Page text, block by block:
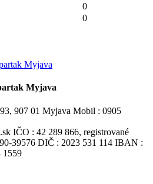
0
0
Myjava
907 01 Myjava Mobil : 0905
IČO : 42 289 866, registrované
39576 DIČ : 2023 531 114 IBAN :
1559